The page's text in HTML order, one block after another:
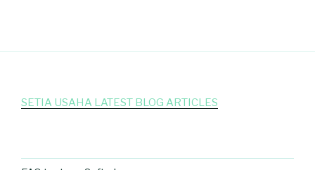
SETIA USAHA LATEST BLOG ARTICLES